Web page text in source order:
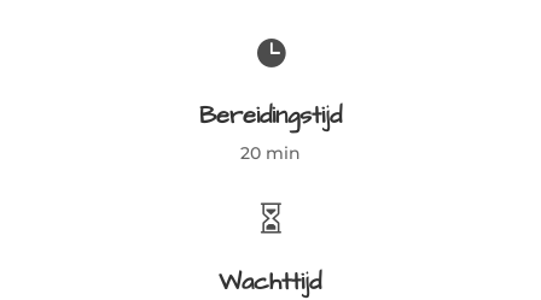

Bereidingstijd
20 min

Wachttijd